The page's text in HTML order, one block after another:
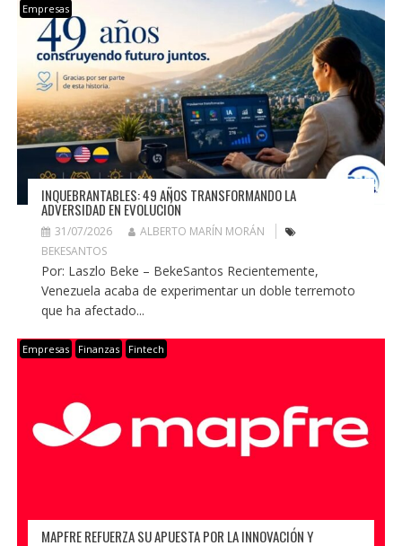
Empresas
INQUEBRANTABLES: 49 AÑOS TRANSFORMANDO LA
ADVERSIDAD EN EVOLUCIÓN
31/07/2026
ALBERTO MARÍN MORÁN
BEKESANTOS
Por: Laszlo Beke – BekeSantos Recientemente,
Venezuela acaba de experimentar un doble terremoto
que ha afectado...
Empresas Finanzas Fintech
MAPFRE REFUERZA SU APUESTA POR LA INNOVACIÓN Y